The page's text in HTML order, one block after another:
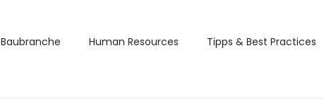
Baubranche Human Resources Tipps & Best Practices